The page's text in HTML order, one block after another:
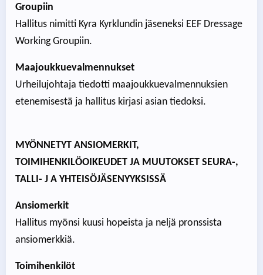
Groupiin
Hallitus nimitti Kyra Kyrklundin jäseneksi EEF Dressage
Working Groupiin.
Maajoukkuevalmennukset
Urheilujohtaja tiedotti maajoukkuevalmennuksien
etenemisestä ja hallitus kirjasi asian tiedoksi.
MYÖNNETYT ANSIOMERKIT,
TOIMIHENKILÖOIKEUDET JA MUUTOKSET SEURA-,
TALLI- J A YHTEISÖJÄSENYYKSISSÄ
Ansiomerkit
Hallitus myönsi kuusi hopeista ja neljä pronssista
ansiomerkkiä.
Toimihenkilöt